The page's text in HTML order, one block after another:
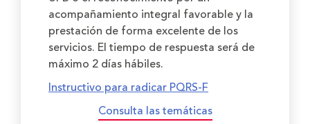
acompañamiento integral favorable y la
prestación de forma excelente de los
servicios. El tiempo de respuesta será de
máximo 2 días hábiles.
Instructivo para radicar PQRS-F
Consulta las temáticas